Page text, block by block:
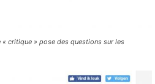
critique » pose des questions sur les